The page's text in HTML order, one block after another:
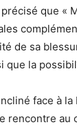
que «
de sa
que la
face à
rencontre au